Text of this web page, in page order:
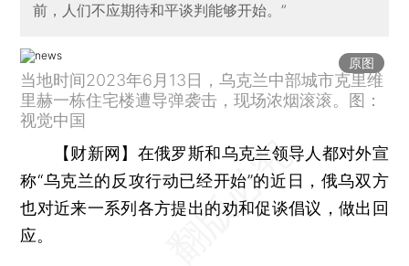
前，人们不应期待和平谈判能够开始。”
原图
当地时间2023年6月13日，乌克兰中部城市克里维
里赫一栋住宅楼遭导弹袭击，现场浓烟滚滚。图：
视觉中国
【财新网】 在俄罗斯和乌克兰领导人都对外宣
称“乌克兰的反攻行动已经开始”的近日，俄乌双方
也对近来一系列各方提出的劝和促谈倡议，做出回
应。